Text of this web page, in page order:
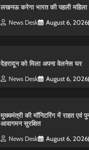
लखनऊ करेगा भारत की पहली महिला
News Desk August 6, 2026
देहरादून को मिला अपना वेलनेस घर
News Desk August 6, 2026
मुख्यमंत्री की मॉनिटरिंग में राहत एवं
आवागमन सुरक्षित
News Desk August 6, 2026